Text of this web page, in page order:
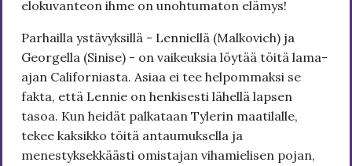
elokuvanteon ihme on unohtumaton elämys!
Parhailla ystävyksillä - Lenniellä (Malkovich) ja
Georgella (Sinise) - on vaikeuksia löytää töitä lama-
ajan Californiasta. Asiaa ei tee helpommaksi se
fakta, että Lennie on henkisesti lähellä lapsen
tasoa. Kun heidät palkataan Tylerin maatilalle,
tekee kaksikko töitä antaumuksella ja
menestyksekkäästi omistajan vihamielisen pojan,